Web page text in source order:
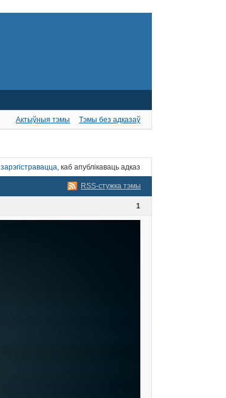
Актыўныя тэмы Тэмы без адказаў
зарэгістравацца , каб апублікаваць адказ
RSS-стужка тэмы
1